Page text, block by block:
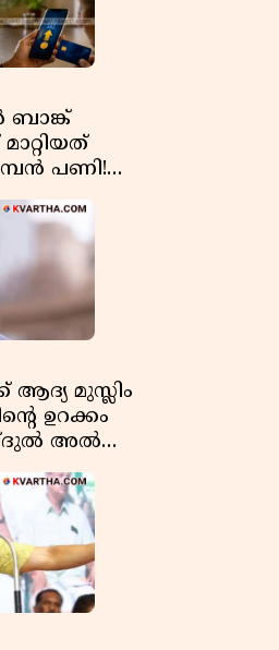
ബാങ്ക്
പണി!
തിരിച്ചടി
ജനകീയ
മുസ്ലിം
ഉറക്കം
അൽ
തരംഗം!